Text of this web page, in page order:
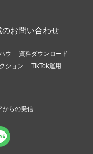
のお問い合わせ
ウ
資料ダウンロード
ション
TikTok運用
からの発信